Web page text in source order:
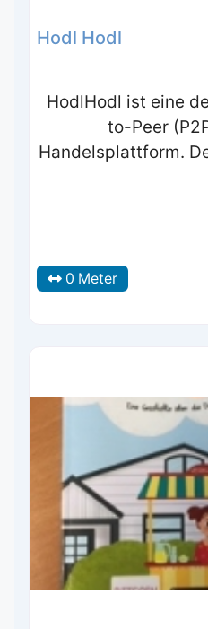
Hodl Hodl
HodlHodl ist eine
to-Peer
Handelsplattform.
0 Meter